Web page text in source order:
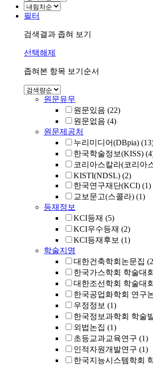
필터
검색결과 좁혀 보기
선택해제
좁혀본 항목 보기순서
원문유무
원문있음 (22)
원문없음 (4)
원문제공처
누리미디어(DBpia)
한국학술정보(KISS)
코리아스칼라(코리아
KISTI(NDSL) (2)
한국연구재단(KCI) (1)
교보문고(스콜라) (1)
등재정보
KCI등재 (5)
KCI우수등재 (2)
KCI등재후보 (1)
학술지명
대한건축학회논문집
한국가스학회 학술대
대한조선학회 학술대
한국공업화학회 연구
우정정보 (1)
한국정보과학회 학술
외법논집 (1)
초등교과교육연구 (1)
인적자원개발연구 (1)
한국지능시스템학회